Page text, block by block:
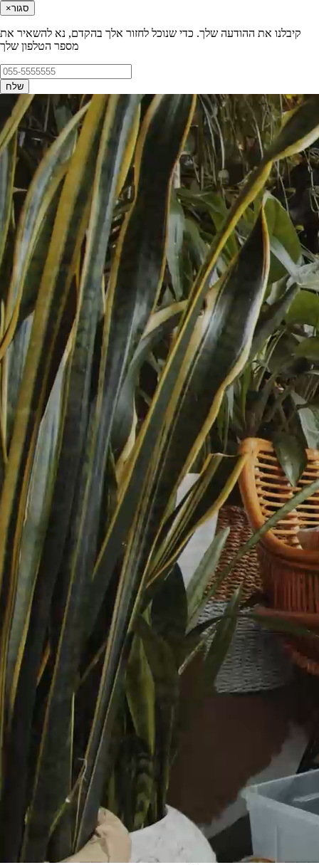
×סגור
קיבלנו את ההודעה שלך. כדי שנוכל לחזור אלך בהקדם, נא להשאיר את
מספר הטלפון שלך
שלח